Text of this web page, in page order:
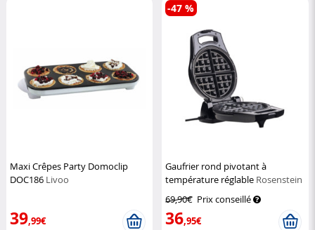
Maxi Crêpes Party Domoclip
DOC186 Livoo
39,99€
Gaufrier rond pivotant à
température réglable Rosenstein
69,90€ Prix conseillé
36,95€
-47 %